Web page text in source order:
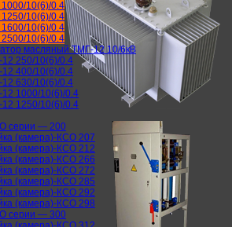
10(6)/0.4
10(6)/0.4
10(6)/0.4
10(6)/0.4
масляный ТМГ-12 10/6кВ
250/10(6)/0.4
400/10(6)/0.4
630/10(6)/0.4
1000/10(6)/0.4
1250/10(6)/0.4
серии — 200
(камера)-КСО 207
(камера)-КСО 212
(камера)-КСО 266
(камера)-КСО 272
(камера)-КСО 285
(камера)-КСО 292
(камера)-КСО 298
серии — 300